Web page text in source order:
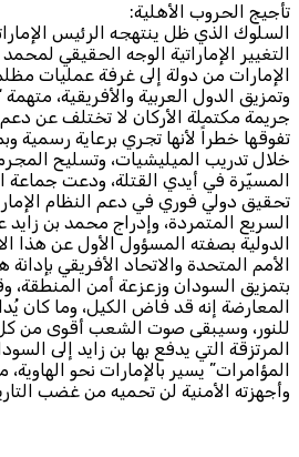
الحروب الأهلية:
الذي ظل ينتهجه الرئيس
الإماراتية الوجه الحقيقي لمحمد
من دولة إلى غرفة عمليات مظلمة
الدول العربية والأفريقية، متهمة
مكتملة الأركان لا تختلف عن دعم
خطراً لأنها تجري برعاية رسمية
تدريب الميليشيات، وتسليح
في أيدي القتلة، ودعت جماعة
دولي فوري في دعم النظام
المتمردة، وإدراج محمد بن زايد
بصفته المسؤول الأول عن هذا
المتحدة والاتحاد الأفريقي بإدانة
السودان وزعزعة أمن المنطقة،
إنه قد فاض الكيل، وما كان
وسيبقى صوت الشعب أقوى من كل
التي يدفع بها بن زايد إلى
يسير بالإمارات نحو الهاوية،
الأمنية لن تحميه من غضب